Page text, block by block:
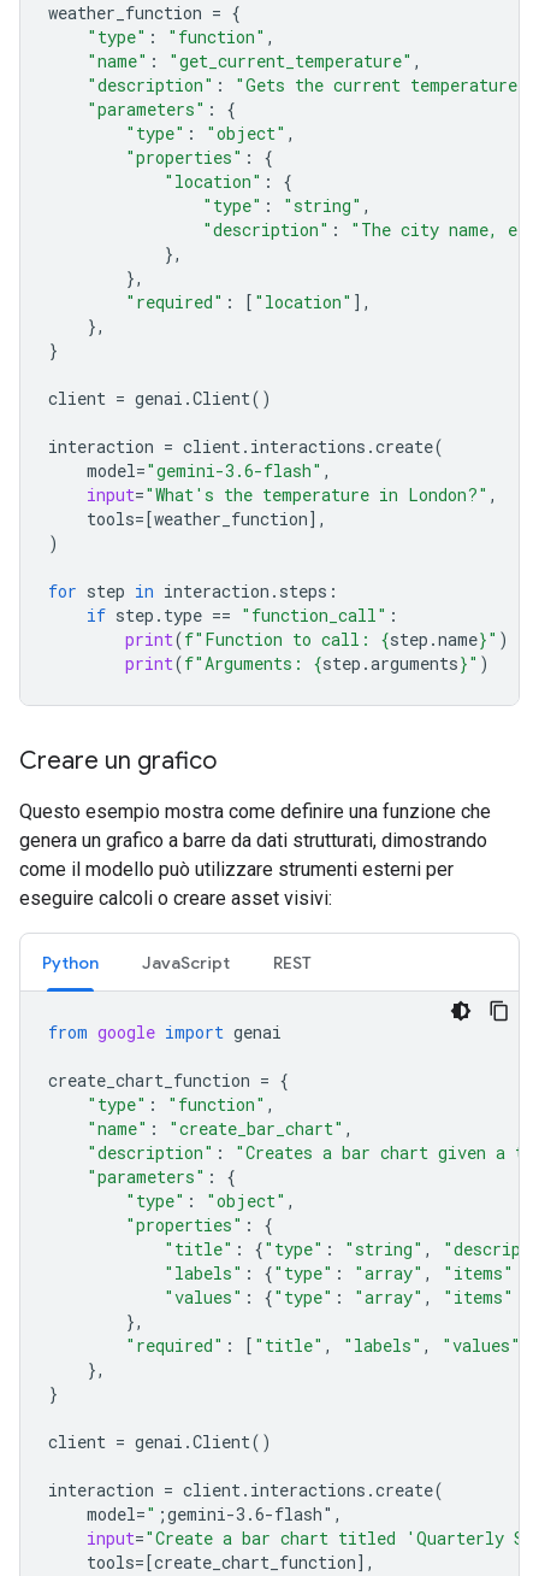
weather_function = {
"type" : "function" ,
"name" : "get_current_temperature" ,
"description" :
"Gets the current
"parameters" :
{
"type" : "object" ,
"properties" :
{
"location" :
{
"type" : "string" ,
"description" :
"The city name,
},
},
"required" : [ "location" ],
},
}
client = genai .Client()
interaction = client. interactions .create(
model="gemini-3.6-flash" ,
input="What's the temperature in London?" ,
tools=[weather_function],
)
for step in interaction . steps :
if step . type == "function_call" :
print(f"Function to call: {step .name}" )
print(f"Arguments: {step .arguments}" )
Creare un grafico
Questo esempio mostra come definire una funzione che
genera un grafico a barre da dati strutturati, dimostrando
come il modello può utilizzare strumenti esterni per
eseguire calcoli o creare asset visivi:
Python JavaScript REST
from google import genai
create_chart_function = {
"type" : "function" ,
"name" : "create_bar_chart" ,
"description" :
"Creates a bar chart given a
"parameters" :
{
"type" : "object" ,
"properties" :
{
"title" : {"type" : "string" ,
"labels" : {"type" : "array" , "items"
"values" : {"type" : "array" , "items"
},
"required" : [ "title" , "labels" , "values"
},
}
client = genai .Client()
interaction = client. interactions .create(
model=" ;gemini-3.6-flash" ,
input="Create a bar chart titled 'Quarterly
tools=[create_chart_function],